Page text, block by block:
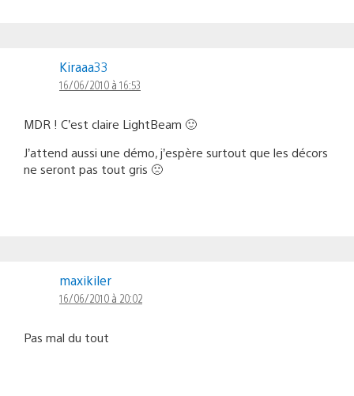
Kiraaa33
16/06/2010 à 16:53
MDR ! C’est claire LightBeam 🙂
J’attend aussi une démo, j’espère surtout que les décors
ne seront pas tout gris 🙁
maxikiler
16/06/2010 à 20:02
Pas mal du tout